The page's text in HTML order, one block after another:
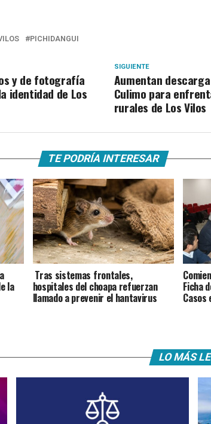
PICHIDANGUI
SIGUIENTE
Aumentan
Culimo para
rurales de Los Vilos
y de fotografía
identidad de Los
TE PODRÍA INTERESAR
la
Tras sistemas frontales,
hospitales del choapa refuerzan
llamado a prevenir el hantavirus
Ficha
Casos
LO MÁS